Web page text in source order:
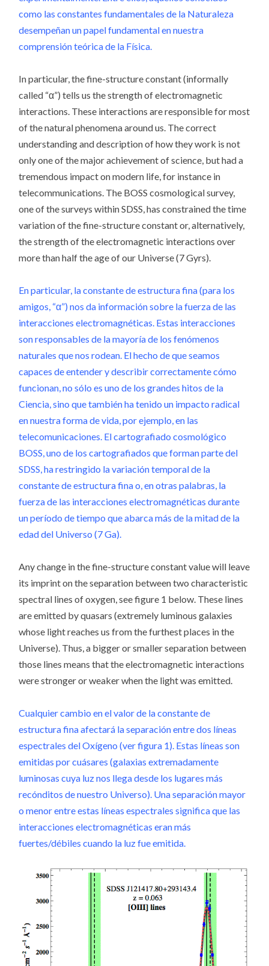
como las constantes fundamentales de la Naturaleza
desempeñan un papel fundamental en nuestra
comprensión teórica de la Física.
In particular, the fine-structure constant (informally
called “α”) tells us the strength of electromagnetic
interactions. These interactions are responsible for most
of the natural phenomena around us. The correct
understanding and description of how they work is not
only one of the major achievement of science, but had a
tremendous impact on modern life, for instance in
telecommunications. The BOSS cosmological survey,
one of the surveys within SDSS, has constrained the time
variation of the fine-structure constant or, alternatively,
the strength of the electromagnetic interactions over
more than half the age of our Universe (7 Gyrs).
En particular, la constante de estructura fina (para los
amigos, “α”) nos da información sobre la fuerza de las
interacciones electromagnéticas. Estas interacciones
son responsables de la mayoría de los fenómenos
naturales que nos rodean. El hecho de que seamos
capaces de entender y describir correctamente cómo
funcionan, no sólo es uno de los grandes hitos de la
Ciencia, sino que también ha tenido un impacto radical
en nuestra forma de vida, por ejemplo, en las
telecomunicaciones. El cartografiado cosmológico
BOSS, uno de los cartografiados que forman parte del
SDSS, ha restringido la variación temporal de la
constante de estructura fina o, en otras palabras, la
fuerza de las interacciones electromagnéticas durante
un período de tiempo que abarca más de la mitad de la
edad del Universo (7 Ga).
Any change in the fine-structure constant value will leave
its imprint on the separation between two characteristic
spectral lines of oxygen, see figure 1 below. These lines
are emitted by quasars (extremely luminous galaxies
whose light reaches us from the furthest places in the
Universe). Thus, a bigger or smaller separation between
those lines means that the electromagnetic interactions
were stronger or weaker when the light was emitted.
Cualquier cambio en el valor de la constante de
estructura fina afectará la separación entre dos líneas
espectrales del Oxígeno (ver figura 1). Estas líneas son
emitidas por cuásares (galaxias extremadamente
luminosas cuya luz nos llega desde los lugares más
recónditos de nuestro Universo). Una separación mayor
o menor entre estas líneas espectrales significa que las
interacciones electromagnéticas eran más
fuertes/débiles cuando la luz fue emitida.